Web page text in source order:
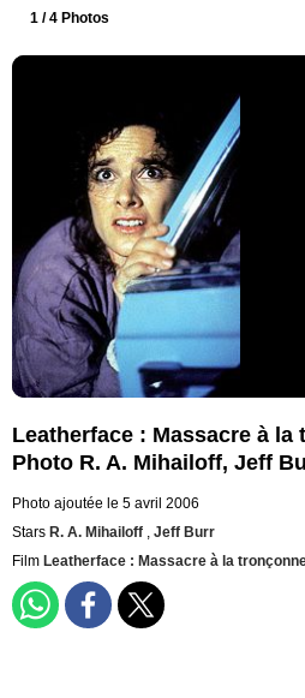
1 / 4 Photos
Leatherface : Massacre à la
Photo R. A. Mihailoff, Jeff
Photo ajoutée le 5 avril 2006
Stars R. A. Mihailoff , Jeff Burr
Film Leatherface : Massacre à la